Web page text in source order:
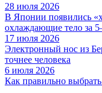
28 июля 2026
В Японии появились
охлаждающие тело за
17 июля 2026
Электронный нос из
точнее человека
6 июля 2026
Как правильно